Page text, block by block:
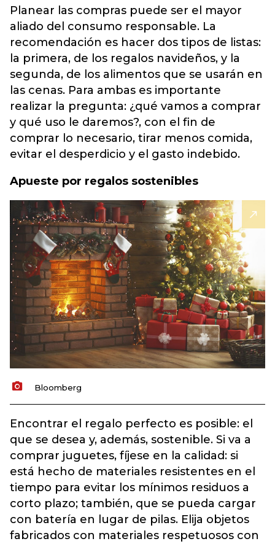
Planear las compras puede ser el mayor
aliado del consumo responsable. La
recomendación es hacer dos tipos de listas:
la primera, de los regalos navideños, y la
segunda, de los alimentos que se usarán en
las cenas. Para ambas es importante
realizar la pregunta: ¿qué vamos a comprar
y qué uso le daremos?, con el fin de
comprar lo necesario, tirar menos comida,
evitar el desperdicio y el gasto indebido.
Apueste por regalos sostenibles
Bloomberg
Encontrar el regalo perfecto es posible: el
que se desea y, además, sostenible. Si va a
comprar juguetes, fíjese en la calidad: si
está hecho de materiales resistentes en el
tiempo para evitar los mínimos residuos a
corto plazo; también, que se pueda cargar
con batería en lugar de pilas. Elija objetos
fabricados con materiales respetuosos con